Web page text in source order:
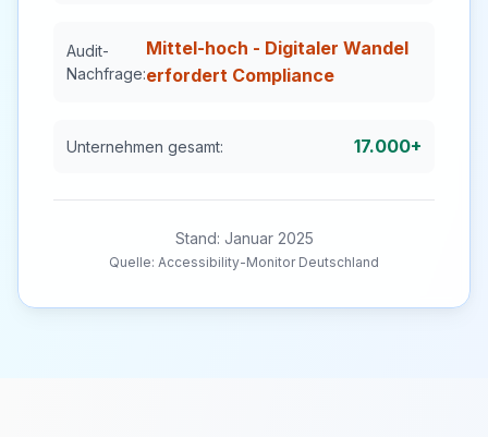
Audit-
Nachfrage:
Mittel-hoch - Digitaler Wandel
erfordert Compliance
Unternehmen gesamt: 17.000+
Stand: Januar 2025
Quelle: Accessibility-Monitor Deutschland